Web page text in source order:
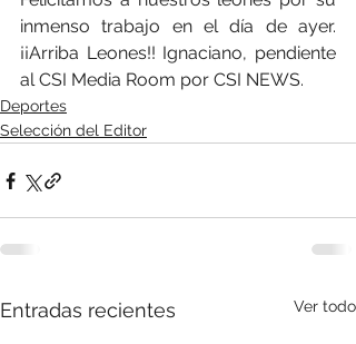
inmenso trabajo en el día de ayer.
¡¡Arriba Leones!! Ignaciano, pendiente
al CSI Media Room por CSI NEWS.
Deportes
Selección del Editor
Entradas recientes Ver todo